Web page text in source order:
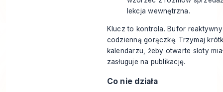
lekcja wewnętrzna.
Klucz to kontrola. Bufor
codzienną gorączkę. Trzymaj
kalendarzu, żeby otwarte sloty
zasługuje na publikację.
Co nie działa